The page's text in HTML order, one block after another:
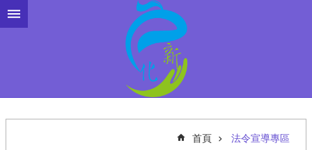
跳到主要內容區塊
首頁 法令宣導專區